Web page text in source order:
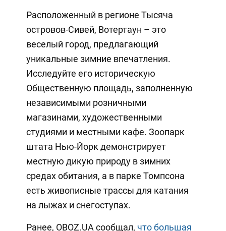
Расположенный в регионе Тысяча
островов-Сивей, Вотертаун – это
веселый город, предлагающий
уникальные зимние впечатления.
Исследуйте его историческую
Общественную площадь, заполненную
независимыми розничными
магазинами, художественными
студиями и местными кафе. Зоопарк
штата Нью-Йорк демонстрирует
местную дикую природу в зимних
средах обитания, а в парке Томпсона
есть живописные трассы для катания
на лыжах и снегоступах.
Ранее, OBOZ.UA сообщал, что большая